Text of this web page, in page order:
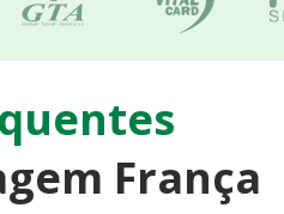
França